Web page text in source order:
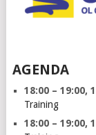
AGENDA
18:00 – 19:00,
Training
18:00 – 19:00,